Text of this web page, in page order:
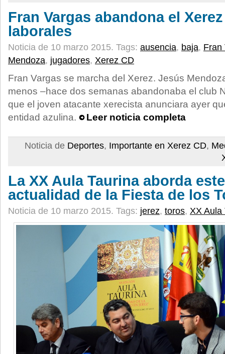
Fran Vargas abandona el
laborales
Noticia de 10 marzo 2015. Tags: ausencia, baja, Fran
Mendoza, jugadores, Xerez CD
Fran Vargas se marcha del Xerez. Jesús
menos –hace dos semanas abandonaba el club
que el joven atacante xerecista anunciara ayer
entidad azulina.
Leer noticia completa
Noticia de Deportes, Importante en Xerez CD,
La XX Aula Taurina aborda
actualidad de la Fiesta de los
Noticia de 10 marzo 2015. Tags: jerez, toros, XX Aula